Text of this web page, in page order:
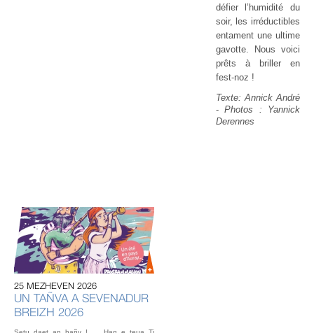
défier l’humidité du
soir, les irréductibles
entament une ultime
gavotte. Nous voici
prêts à briller en
fest-noz !
Texte: Annick André
-Photos : Yannick
Derennes
25 MEZHEVEN 2026
UN TAÑVA A SEVENADUR
BREIZH 2026